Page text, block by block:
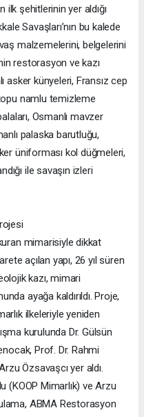
ilk şehitlerinin yer aldığı
Savaşları’nın bu kalede
malzemelerini, belgelerini
restorasyon ve kazı
asker künyeleri, Fransız cep
namlu temizleme
Osmanlı mavzer
palaska barutluğu,
üniforması kol düğmeleri,
ile savaşın izleri
mimarisiyle dikkat
açılan yapı, 26 yıl süren
kazı, mimari
ayağa kaldırıldı. Proje,
ilkeleriyle yeniden
kurulunda Dr. Gülsün
Prof. Dr. Rahmi
Özsavaşcı yer aldı.
(KOOP Mimarlık) ve Arzu
ABMA Restorasyon